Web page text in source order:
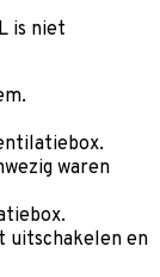
is niet
waren
uitschakelen en